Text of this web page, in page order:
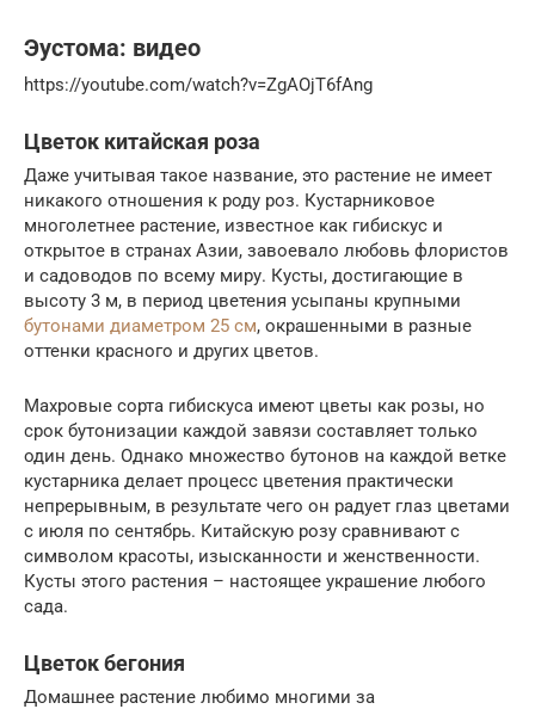
Эустома: видео
https://youtube.com/watch?v=ZgAOjT6fAng
Цветок китайская роза
Даже учитывая такое название, это растение не имеет
никакого отношения к роду роз. Кустарниковое
многолетнее растение, известное как гибискус и
открытое в странах Азии, завоевало любовь флористов
и садоводов по всему миру. Кусты, достигающие в
высоту 3 м, в период цветения усыпаны крупными
бутонами диаметром 25 см, окрашенными в разные
оттенки красного и других цветов.
Махровые сорта гибискуса имеют цветы как розы, но
срок бутонизации каждой завязи составляет только
один день. Однако множество бутонов на каждой ветке
кустарника делает процесс цветения практически
непрерывным, в результате чего он радует глаз цветами
с июля по сентябрь. Китайскую розу сравнивают с
символом красоты, изысканности и женственности.
Кусты этого растения – настоящее украшение любого
сада.
Цветок бегония
Домашнее растение любимо многими за